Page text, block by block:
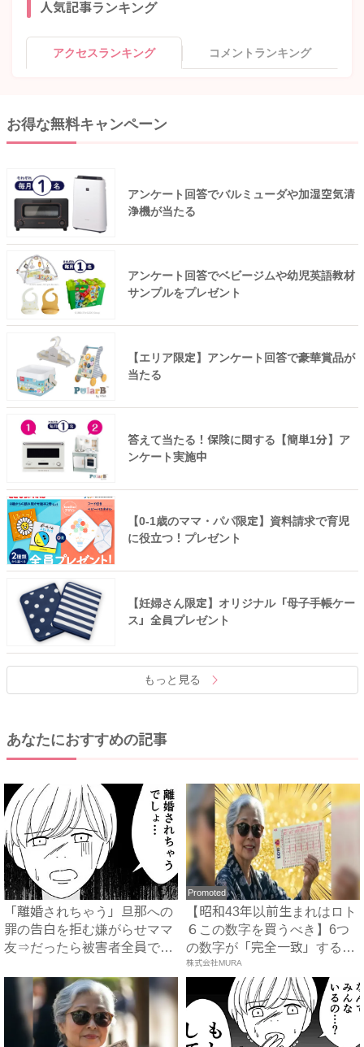
人気記事ランキング
アクセスランキング コメントランキング
お得な無料キャンペーン
アンケート回答でバルミューダや加湿空気清
浄機が当たる
アンケート回答でベビージムや幼児英語教材
サンプルをプレゼント
【エリア限定】アンケート回答で豪華賞品が
当たる
答えて当たる！保険に関する【簡単1分】ア
ンケート実施中
【0-1歳のママ・パパ限定】資料請求で育児
に役立つ！プレゼント
【妊婦さん限定】オリジナル「母子手帳ケー
ス」全員プレゼント
もっと見る
あなたにおすすめの記事
「離婚されちゃう」旦那への
罪の告白を拒む嫌がらせママ
友⇒だったら被害者全員で…
Promoted
【昭和43年以前生まれはロト
６この数字を買うべき】6つ
の数字が「完全一致」する
方...
株式会社MURA